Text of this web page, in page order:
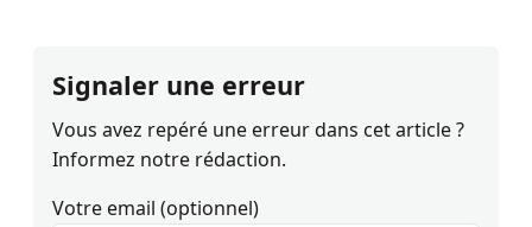
Signaler une erreur
Vous avez repéré une erreur dans cet article ?
Informez notre rédaction.
Votre email (optionnel)